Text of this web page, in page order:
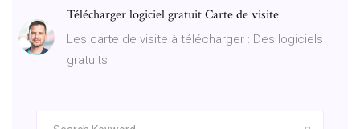
Télécharger logiciel gratuit Carte de visite
Les carte de visite à télécharger : Des logiciels
gratuits